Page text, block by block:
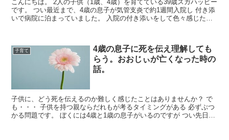
こんにちは。 2人の子供（1歳、4歳）を育てている39歳スガハッピー
です。 つい最近まで、4歳の息子が気管支炎で約1週間入院し 付き添
いで病院に泊まっていました。 入院の付き添いをして色々感じたこ
子育て
4歳の息子に死を伝え理解しても
らう。おおじぃが亡くなった時の
話。
子供に、どう死を伝えるのか難しく感じたことはありませんか？ で
も・・・ 子供を持つ親ならだれもが考るタイミングがある 必ずぶつ
かる問題です。 ぼくには4歳と1歳の息子がいるのですが つい先日、